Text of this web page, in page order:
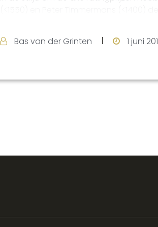
Bas van der Grinten 1 juni